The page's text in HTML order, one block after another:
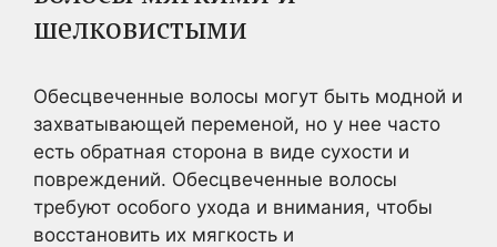
шелковистыми
Обесцвеченные волосы могут быть модной и
захватывающей переменой, но у нее часто
есть обратная сторона в виде сухости и
повреждений. Обесцвеченные волосы
требуют особого ухода и внимания, чтобы
восстановить их мягкость и